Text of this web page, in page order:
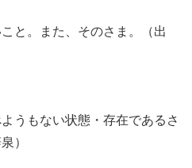
と。また、そのさま。（出
うもない状態・存在であるさ
）